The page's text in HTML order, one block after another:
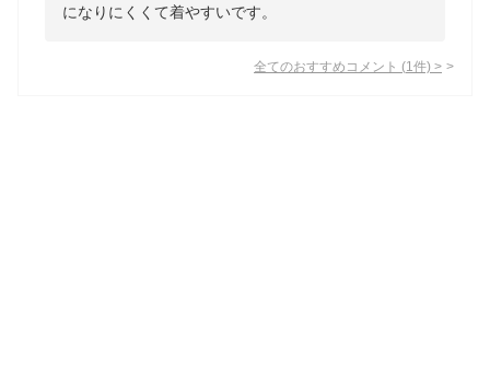
になりにくくて着やすいです。
全てのおすすめコメント (1 件) >